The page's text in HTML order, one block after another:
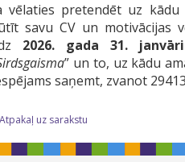
vēlaties pretendēt uz
savu CV un motivācijas
2026. gada 31.
” un to, uz kādu
saņemt, zvanot
uz sarakstu